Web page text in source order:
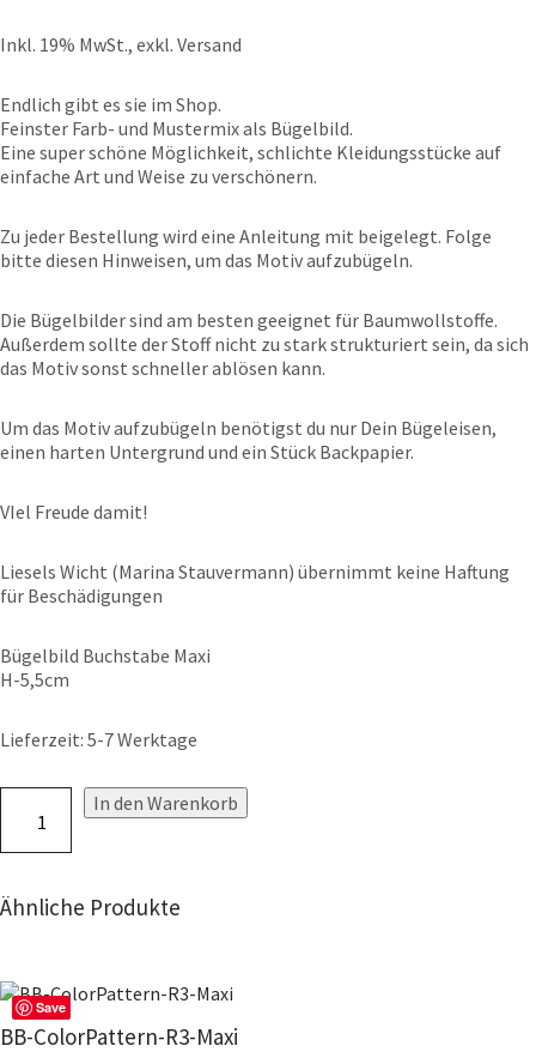
Inkl. 19% MwSt., exkl. Versand
Endlich gibt es sie im Shop.
Feinster Farb- und Mustermix als Bügelbild.
Eine super schöne Möglichkeit, schlichte Kleidungsstücke auf
einfache Art und Weise zu verschönern.
Zu jeder Bestellung wird eine Anleitung mit beigelegt. Folge
bitte diesen Hinweisen, um das Motiv aufzubügeln.
Die Bügelbilder sind am besten geeignet für Baumwollstoffe.
Außerdem sollte der Stoff nicht zu stark strukturiert sein, da sich
das Motiv sonst schneller ablösen kann.
Um das Motiv aufzubügeln benötigst du nur Dein Bügeleisen,
einen harten Untergrund und ein Stück Backpapier.
VIel Freude damit!
Liesels Wicht (Marina Stauvermann) übernimmt keine Haftung
für Beschädigungen
Bügelbild Buchstabe Maxi
H-5,5cm
Lieferzeit: 5-7 Werktage
In den Warenkorb
Ähnliche Produkte
Save
BB-ColorPattern-R3-Maxi